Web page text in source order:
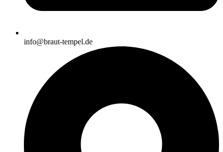
info@braut-tempel.de